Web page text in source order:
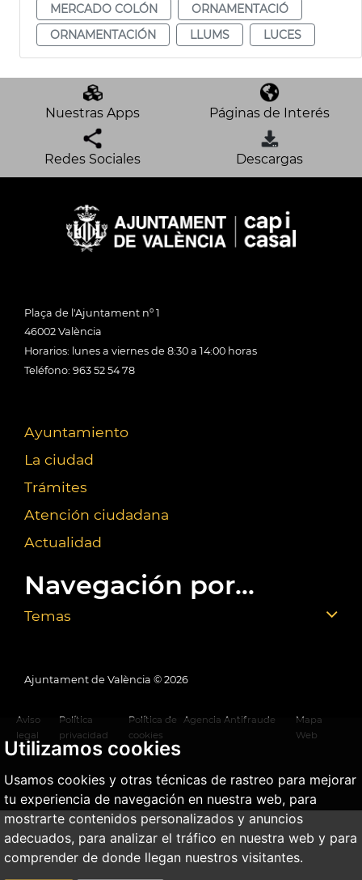
Utilizamos cookies
Usamos cookies y otras técnicas de rastreo para mejorar
tu experiencia de navegación en nuestra web, para
mostrarte contenidos personalizados y anuncios
adecuados, para analizar el tráfico en nuestra web y para
comprender de donde llegan nuestros visitantes.
MERCADO COLÓN
ORNAMENTACIÓ
ORNAMENTACIÓN
LLUMS LUCES
Nuestras Apps Páginas de Interés
Redes Sociales Descargas
Plaça de l'Ajuntament nº 1
46002 València
Horarios: lunes a viernes de 8:30 a 14:00 horas
Teléfono: 963 52 54 78
Ayuntamiento
La ciudad
Trámites
Atención ciudadana
Actualidad
Navegación por...
Temas
Ajuntament de València © 2026
Aviso
legal
Política
privacidad
Política de
cookies
Agencia Antifraude
Mapa
Web